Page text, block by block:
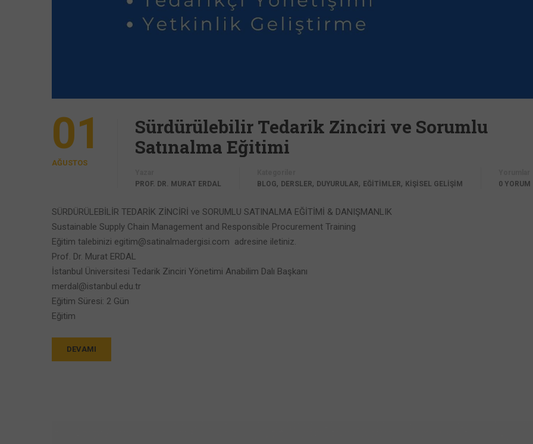
01
AĞUSTOS
Sürdürülebilir Tedarik Zinciri ve Sorumlu
Satınalma Eğitimi
PROF. DR. MURAT ERDAL
BLOG, DERSLER, DUYURULAR, EĞİTİMLER, KİŞİSEL GELİŞİM
0 YORUM
SÜRDÜRÜLEBİLİR TEDARİK ZİNCİRİ ve SORUMLU SATINALMA EĞİTİMİ & DANIŞMANLIK
Sustainable Supply Chain Management and Responsible Procurement Training
Eğitim talebinizi egitim@satinalmadergisi.com adresine iletiniz.
Prof. Dr. Murat ERDAL
İstanbul Üniversitesi Tedarik Zinciri Yönetimi Anabilim Dalı Başkanı
merdal@istanbul.edu.tr
Eğitim Süresi: 2 Gün
Eğitim
DEVAMI